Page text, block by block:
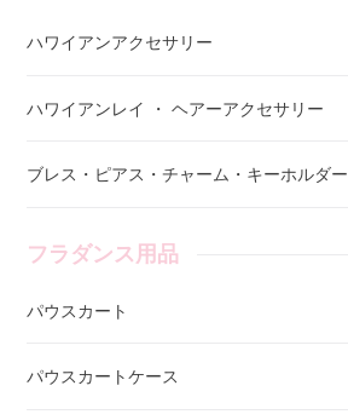
ハワイアンアクセサリー
ハワイアンレイ ・ ヘアーアクセサリー
ブレス・ピアス・チャーム・キーホルダー
フラダンス用品
パウスカート
パウスカートケース